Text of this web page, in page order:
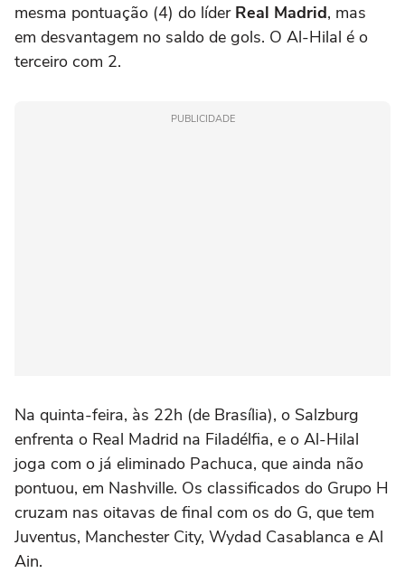
mesma pontuação (4) do líder Real Madrid, mas
em desvantagem no saldo de gols. O Al-Hilal é o
terceiro com 2.
PUBLICIDADE
Na quinta-feira, às 22h (de Brasília), o Salzburg
enfrenta o Real Madrid na Filadélfia, e o Al-Hilal
joga com o já eliminado Pachuca, que ainda não
pontuou, em Nashville. Os classificados do Grupo H
cruzam nas oitavas de final com os do G, que tem
Juventus, Manchester City, Wydad Casablanca e Al
Ain.